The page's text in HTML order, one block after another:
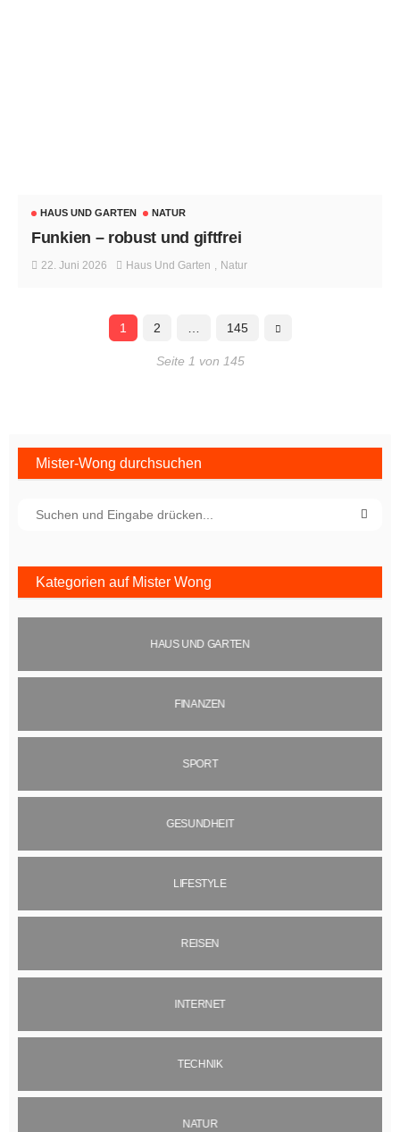
HAUS UND GARTEN NATUR
Funkien – robust und giftfrei
22. Juni 2026 Haus Und Garten Natur
1 2 … 145
Seite 1 von 145
Mister-Wong durchsuchen
Kategorien auf Mister Wong
HAUS UND GARTEN
FINANZEN
SPORT
GESUNDHEIT
LIFESTYLE
REISEN
INTERNET
TECHNIK
NATUR